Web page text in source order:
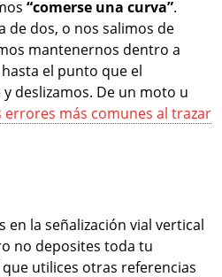
“comerse una curva”.
de dos, o nos salimos de
mantenernos dentro a
el punto que el
deslizamos. De un moto u
errores más comunes al trazar
en la señalización vial vertical
no deposites toda tu
utilices otras referencias